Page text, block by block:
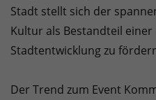
Stadt stellt sich der
Kultur als Bestandteil
Stadtentwicklung zu
Der Trend zum Event